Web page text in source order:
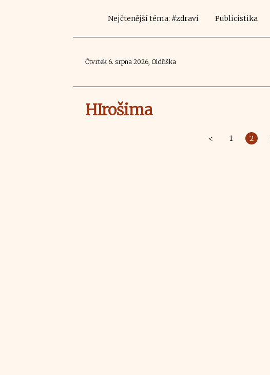
Nejčtenější téma: #zdraví Publicistika
Čtvrtek 6. srpna 2026, Oldřiška
HIrošima
< 1 2